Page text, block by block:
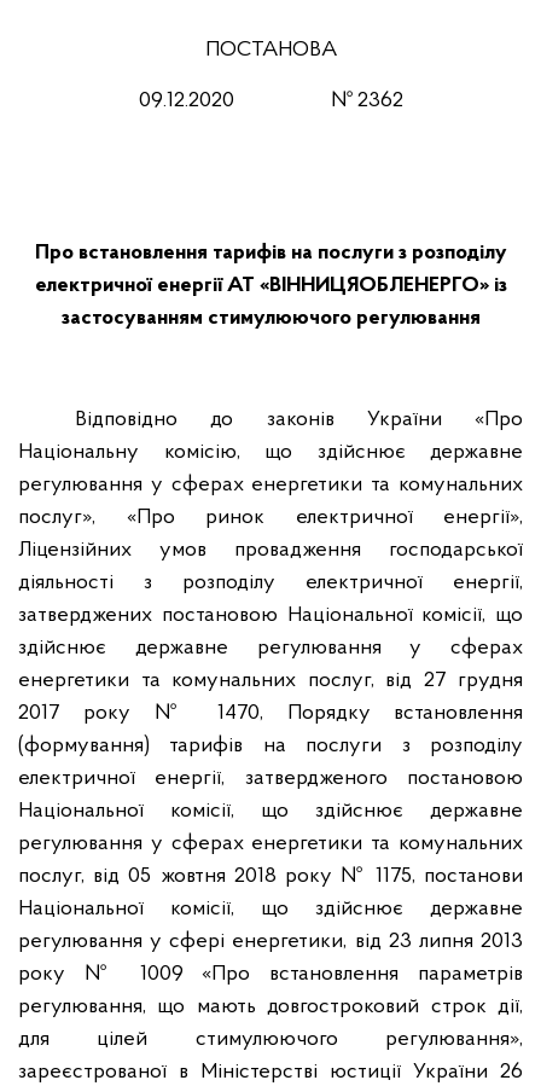
ПОСТАНОВА
09.12.2020 № 2362
Про встановлення тарифів на послуги з розподілу
електричної енергії АТ «ВІННИЦЯОБЛЕНЕРГО» із
застосуванням стимулюючого регулювання
Відповідно до законів України «Про
Національну комісію, що здійснює державне
регулювання у сферах енергетики та комунальних
послуг», «Про ринок електричної енергії»,
Ліцензійних умов провадження господарської
діяльності з розподілу електричної енергії,
затверджених постановою Національної комісії, що
здійснює державне регулювання у сферах
енергетики та комунальних послуг, від 27 грудня
2017 року № 1470, Порядку встановлення
(формування) тарифів на послуги з розподілу
електричної енергії, затвердженого постановою
Національної комісії, що здійснює державне
регулювання у сферах енергетики та комунальних
послуг, від 05 жовтня 2018 року № 1175, постанови
Національної комісії, що здійснює державне
регулювання у сфері енергетики, від 23 липня 2013
року № 1009 «Про встановлення параметрів
регулювання, що мають довгостроковий строк дії,
для цілей стимулюючого регулювання»,
зареєстрованої в Міністерстві юстиції України 26